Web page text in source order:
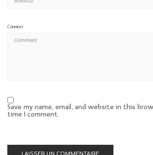
Comment
Save my name, email, and website in this
time I comment.